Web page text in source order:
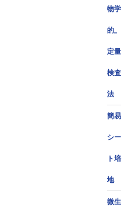
物学
的_
定量
検査
法
簡易
シー
ト培
地
微生